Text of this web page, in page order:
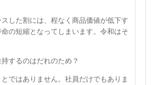
した割には、程なく商品価値が低下す
の短縮となってしまいます。 令和はそ
するのはだれのため？
ではありません。社員だけでもありま